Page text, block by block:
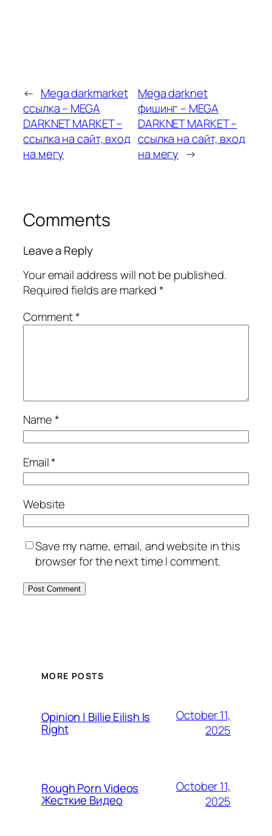
← Mega darkmarket
ссылка – MEGA
DARKNET MARKET –
ссылка на сайт, вход
на мегу
Mega darknet
фишинг – MEGA
DARKNET MARKET –
ссылка на сайт, вход
на мегу →
Comments
Leave a Reply
Your email address will not be published.
Required fields are marked*
Comment*
Name*
Email*
Website
Save my name, email, and website in this
browser for the next time I comment.
MORE POSTS
Opinion | Billie Eilish Is
Right
October 11,
2025
Rough Porn Videos
Жесткие Видео
October 11,
2025